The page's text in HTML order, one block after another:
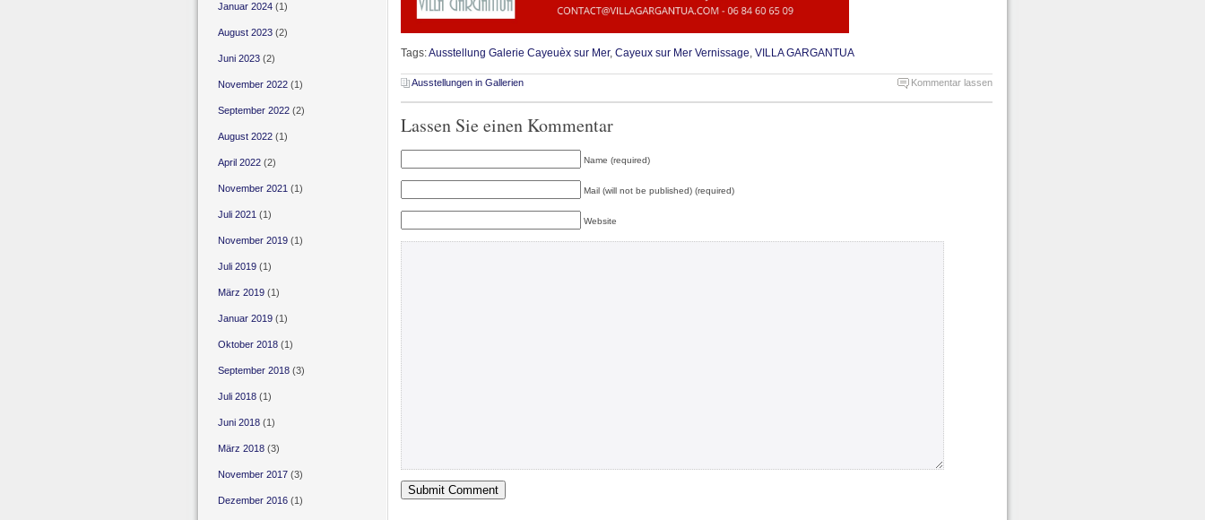
Tags:Ausstellung Galerie Cayeuèx sur Mer, Cayeux sur Mer Vernissage, VILLA GARGANTUA
Kommentar lassen
Ausstellungen in Gallerien
Lassen Sie einen Kommentar
Name (required)
Mail (will not be published) (required)
Website
Januar 2024(1)
August 2023(2)
Juni 2023(2)
November 2022(1)
September 2022(2)
August 2022(1)
April 2022(2)
November 2021 (1)
Juli 2021 (1)
November 2019(1)
Juli 2019(1)
März 2019(1)
Januar 2019(1)
Oktober 2018(1)
September 2018(3)
Juli 2018(1)
Juni 2018(1)
März 2018(3)
November 2017(3)
Dezember 2016(1)